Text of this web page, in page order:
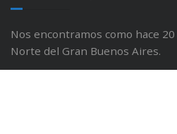
Nos encontramos como hace
Norte del Gran Buenos Aires.